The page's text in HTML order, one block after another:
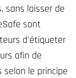
sans laisser de
sont
d'étiqueter
afin de
le principe